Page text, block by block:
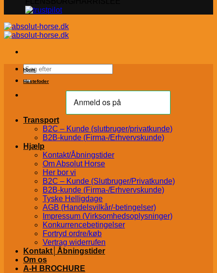
Søg
efter:
Transport
B2C – Kunde (slutbruger/privatkunde)
B2B-kunde (Firma-/Erhvervskunde)
Hjælp
Kontakt/Åbningstider
Om Absolut Horse
Her bor vi
B2C – Kunde (Slutbruger/Privatkunde)
B2B-kunde (Firma-/Erhvervskunde)
Tyske Helligdage
AGB (Handelsvilkår/-betingelser)
Impressum (Virksomhedsoplysninger)
Konkurrencebetingelser
Fortryd ordre/køb
Vertrag widerrufen
Kontakt│Åbningstider
Om os
A-H BROCHURE
Hjem
Hestefoder